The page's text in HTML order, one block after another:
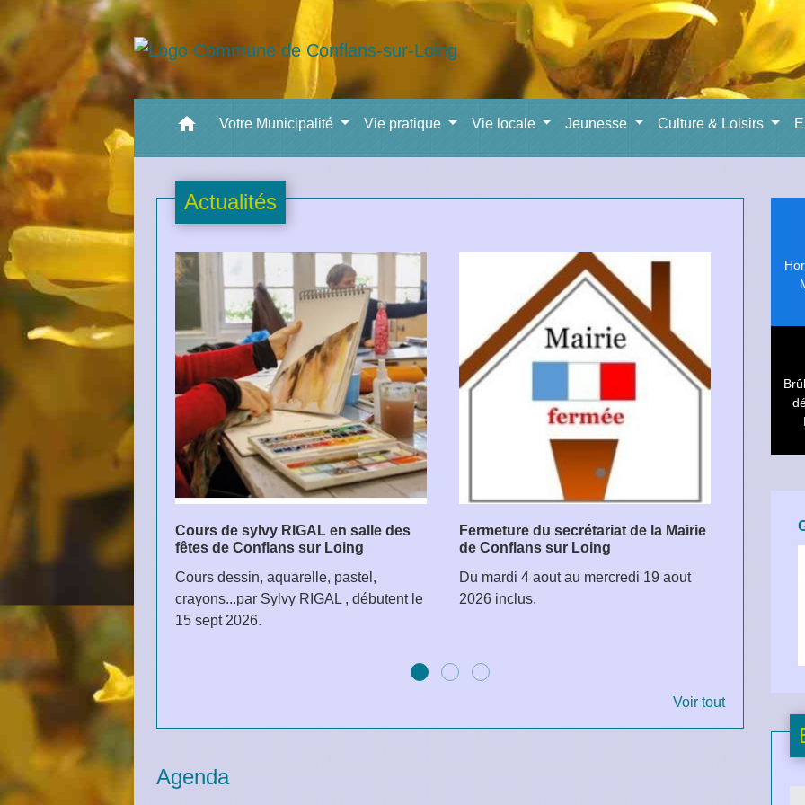
home Votre Municipalité Vie pratique Vie locale Jeunesse Culture & Loisirs
Actualités
Cours de sylvy RIGAL en salle des
fêtes de Conflans sur Loing
Cours dessin, aquarelle, pastel,
crayons...par Sylvy RIGAL , débutent le
15 sept 2026.
Fermeture du secrétariat de la Mairie
de Conflans sur Loing
Du mardi 4 aout au mercredi 19 aout
2026 inclus.
Voir tout
Agenda